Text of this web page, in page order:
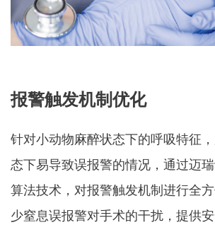
报警触发机制优化
针对小动物麻醉状态下的呼吸特征
态下易导致误报警的情况，通过迈
算法技术，对报警触发机制进行全
少窒息误报警对手术的干扰，提供安